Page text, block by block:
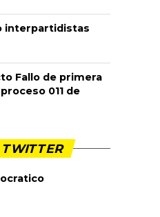
interpartidistas
Fallo de primera
011 de
TWITTER